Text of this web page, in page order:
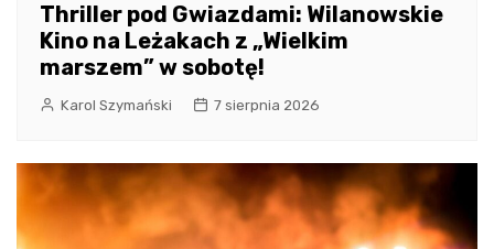
Thriller pod Gwiazdami: Wilanowskie
Kino na Leżakach z „Wielkim
marszem” w sobotę!
Karol Szymański 7 sierpnia 2026